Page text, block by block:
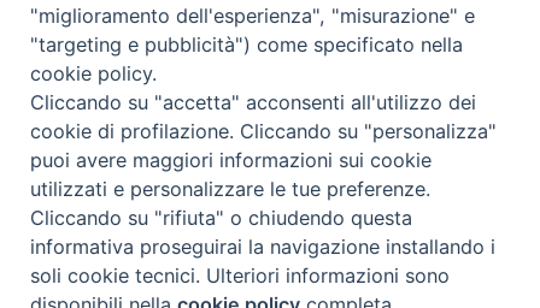
Contatti & Info
C.ne Aurelia, 50 – 00165 Roma
Contatti
"miglioramento dell'esperienza", "misurazione" e
"targeting e pubblicità") come specificato nella
cookie policy.
Cliccando su "accetta" acconsenti all'utilizzo dei
cookie di profilazione. Cliccando su "personalizza"
puoi avere maggiori informazioni sui cookie
utilizzati e personalizzare le tue preferenze.
Cliccando su "rifiuta" o chiudendo questa
informativa proseguirai la navigazione installando i
soli cookie tecnici. Ulteriori informazioni sono